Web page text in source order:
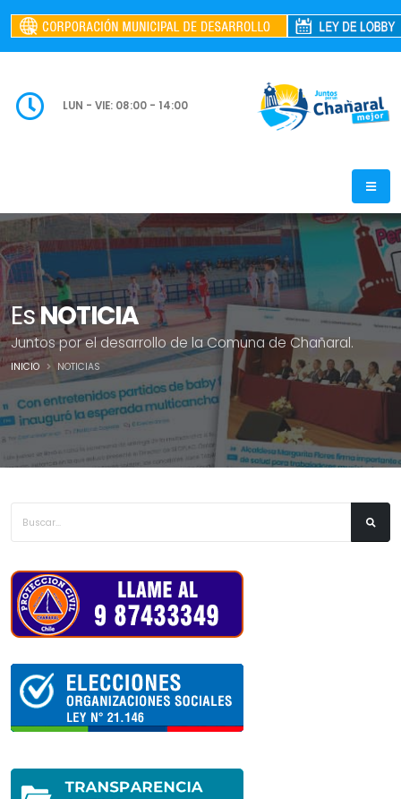
LUN - VIE: 08:00 - 14:00
EsNOTICIA
Juntos por el desarrollo de la Comuna de Chañaral.
INICIO NOTICIAS